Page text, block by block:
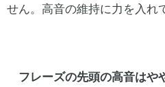
せん。高音の維持に力を入れ
フレーズの先頭の高音はや